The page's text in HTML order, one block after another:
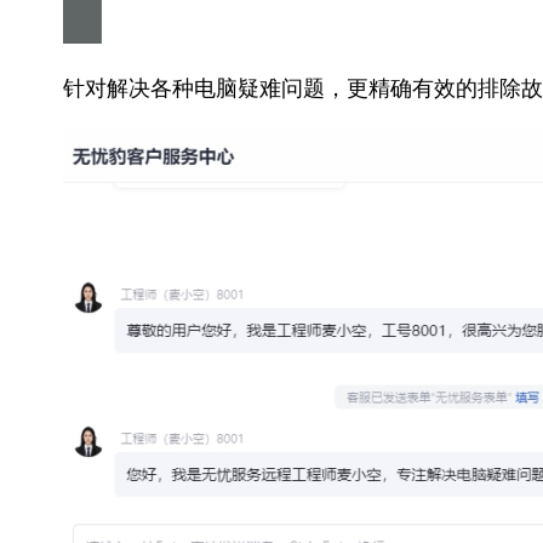
针对解决各种电脑疑难问题，更精确有效的排除